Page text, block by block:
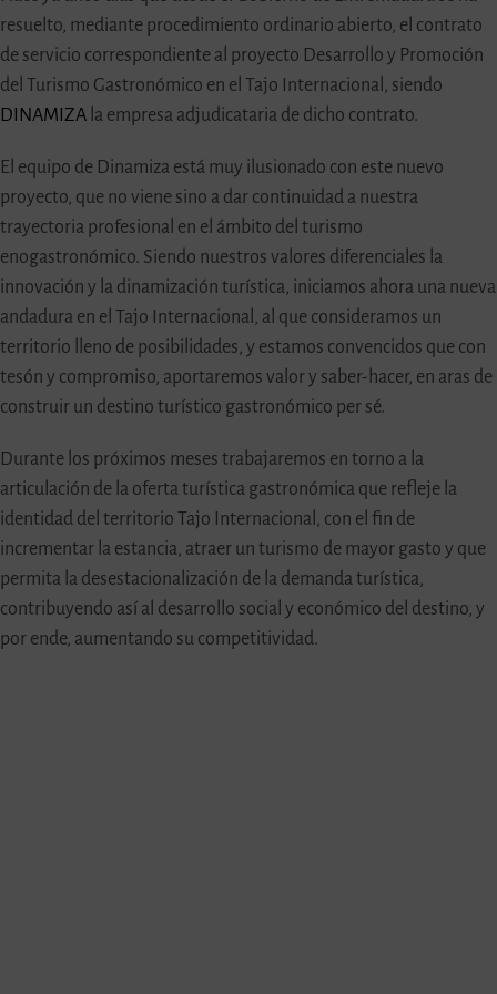
resuelto, mediante procedimiento ordinario abierto, el contrato
de servicio correspondiente al proyecto Desarrollo y Promoción
del Turismo Gastronómico en el Tajo Internacional, siendo
DINAMIZAla empresa adjudicataria de dicho contrato.
El equipo de Dinamiza está muy ilusionado con este nuevo
proyecto, que no viene sino a dar continuidad a nuestra
trayectoria profesional en el ámbito del turismo
enogastronómico. Siendo nuestros valores diferenciales la
innovación y la dinamización turística, iniciamos ahora una nueva
andadura en el Tajo Internacional, al que consideramos un
territorio lleno de posibilidades, y estamos convencidos que con
tesón y compromiso, aportaremos valor y saber-hacer, en aras de
construir un destino turístico gastronómico per sé.
Durante los próximos meses trabajaremos en torno a la
articulación de la oferta turística gastronómica que refleje la
identidad del territorio Tajo Internacional, con el fin de
incrementar la estancia, atraer un turismo de mayor gasto y que
permita la desestacionalización de la demanda turística,
contribuyendo así al desarrollo social y económico del destino, y
por ende, aumentando su competitividad.